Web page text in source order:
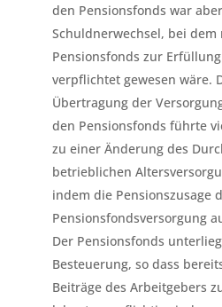
den Pensionsfonds war
Schuldnerwechsel, bei dem
Pensionsfonds zur
verpflichtet gewesen wäre.
Übertragung der
den Pensionsfonds führte
zu einer Änderung des
betrieblichen
indem die Pensionszusage
Pensionsfondsversorgung
Der Pensionsfonds
Besteuerung, so dass
Beiträge des Arbeitgebers